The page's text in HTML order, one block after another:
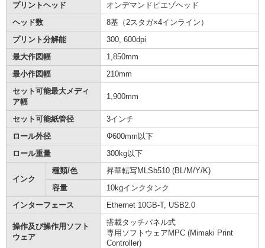
プリントヘッド
オンデマンドピエゾヘッド
ヘッド数
8基（2スタガ×4インライン）
プリント分解能
300, 600dpi
最大作図幅
1,850mm
最小作図幅
210mm
セット可能最大メディ
ア幅
1,900mm
セット可能紙管径
3インチ
ロール外径
Φ600mm以下
ロール重量
300kg以下
インク
種類/色
昇華転写MLSb510 (BL/M/Y/K)
容量
10kgインクタンク
インターフェース
Ethernet 10GB-T, USB2.0
操作及び操作用ソフト
ウェア
搭載タッチパネル式
専用ソフトウェアMPC (Mimaki Print
Controller)